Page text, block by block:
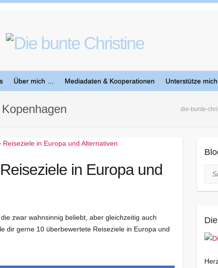
Über mich … Mediadaten & Kooperationen Unterstütze mich
die-bunte-
in Europa und
zwar wahnsinnig beliebt, aber gleichzeitig auch
dir gerne 10 überbewertete Reiseziele in Europa und